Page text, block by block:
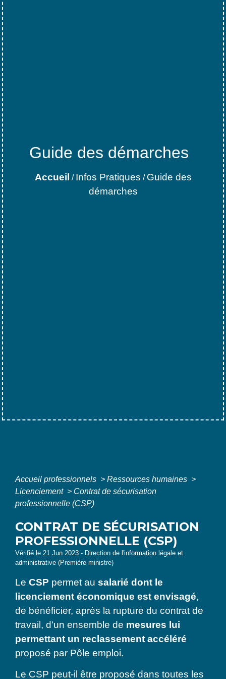
Guide des démarches
Accueil / Infos Pratiques / Guide des
démarches
Accueil professionnels > Ressources humaines >
Licenciement > Contrat de sécurisation
professionnelle (CSP)
CONTRAT DE SÉCURISATION
PROFESSIONNELLE (CSP)
Vérifié le 21 Jun 2023 - Direction de l'information légale et
administrative (Première ministre)
Le CSP permet au salarié dont le
licenciement économique est envisagé,
de bénéficier, après la rupture du contrat de
travail, d'un ensemble de mesures lui
permettant un reclassement accéléré
proposé par Pôle emploi.
Le CSP peut-il être proposé dans toutes les